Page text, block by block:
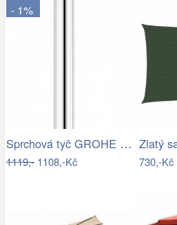
- 1%
Sprchová tyč GROHE Euphoria Neutral…
1119,-1108,-Kč 730,-Kč